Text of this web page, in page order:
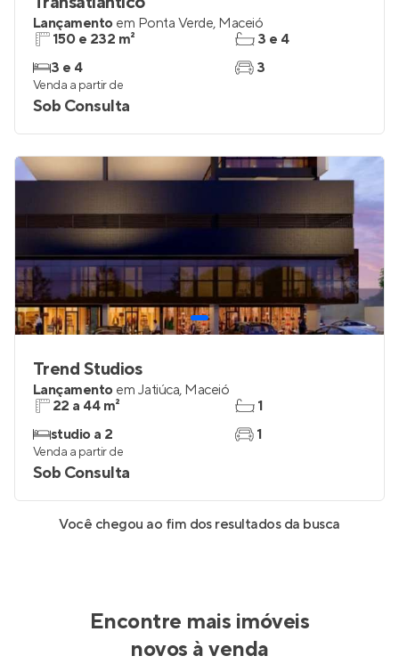
Lançamento em Ponta Verde, Maceió
150 e 232 m²
3 e 4
3 e 4
3
Venda a partir de
Sob Consulta
Trend Studios
Lançamento em Jatiúca, Maceió
22 a 44 m²
studio a 2
1
1
Venda a partir de
Sob Consulta
Você chegou ao fim dos resultados da busca
Encontre mais imóveis
novos à venda